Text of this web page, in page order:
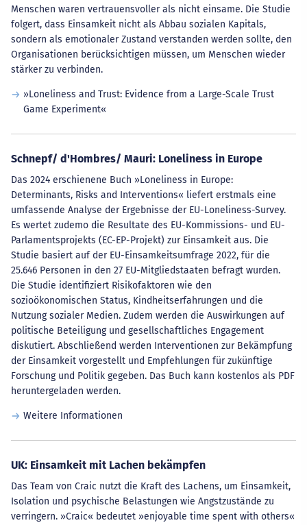
Menschen waren vertrauensvoller als nicht einsame. Die Studie
folgert, dass Einsamkeit nicht als Abbau sozialen Kapitals,
sondern als emotionaler Zustand verstanden werden sollte, den
Organisationen berücksichtigen müssen, um Menschen wieder
stärker zu verbinden.
»Loneliness and Trust: Evidence from a Large-Scale Trust
Game Experiment«
Schnepf/ d'Hombres/ Mauri: Loneliness in Europe
Das 2024 erschienene Buch »Loneliness in Europe:
Determinants, Risks and Interventions« liefert erstmals eine
umfassende Analyse der Ergebnisse der EU-Loneliness-Survey.
Es wertet zudemo die Resultate des EU-Kommissions- und EU-
Parlamentsprojekts (EC-EP-Projekt) zur Einsamkeit aus. Die
Studie basiert auf der EU-Einsamkeitsumfrage 2022, für die
25.646 Personen in den 27 EU-Mitgliedstaaten befragt wurden.
Die Studie identifiziert Risikofaktoren wie den
sozioökonomischen Status, Kindheitserfahrungen und die
Nutzung sozialer Medien. Zudem werden die Auswirkungen auf
politische Beteiligung und gesellschaftliches Engagement
diskutiert. Abschließend werden Interventionen zur Bekämpfung
der Einsamkeit vorgestellt und Empfehlungen für zukünftige
Forschung und Politik gegeben. Das Buch kann kostenlos als PDF
heruntergeladen werden.
Weitere Informationen
UK: Einsamkeit mit Lachen bekämpfen
Das Team von Craic nutzt die Kraft des Lachens, um Einsamkeit,
Isolation und psychische Belastungen wie Angstzustände zu
verringern. »Craic« bedeutet »enjoyable time spent with others«